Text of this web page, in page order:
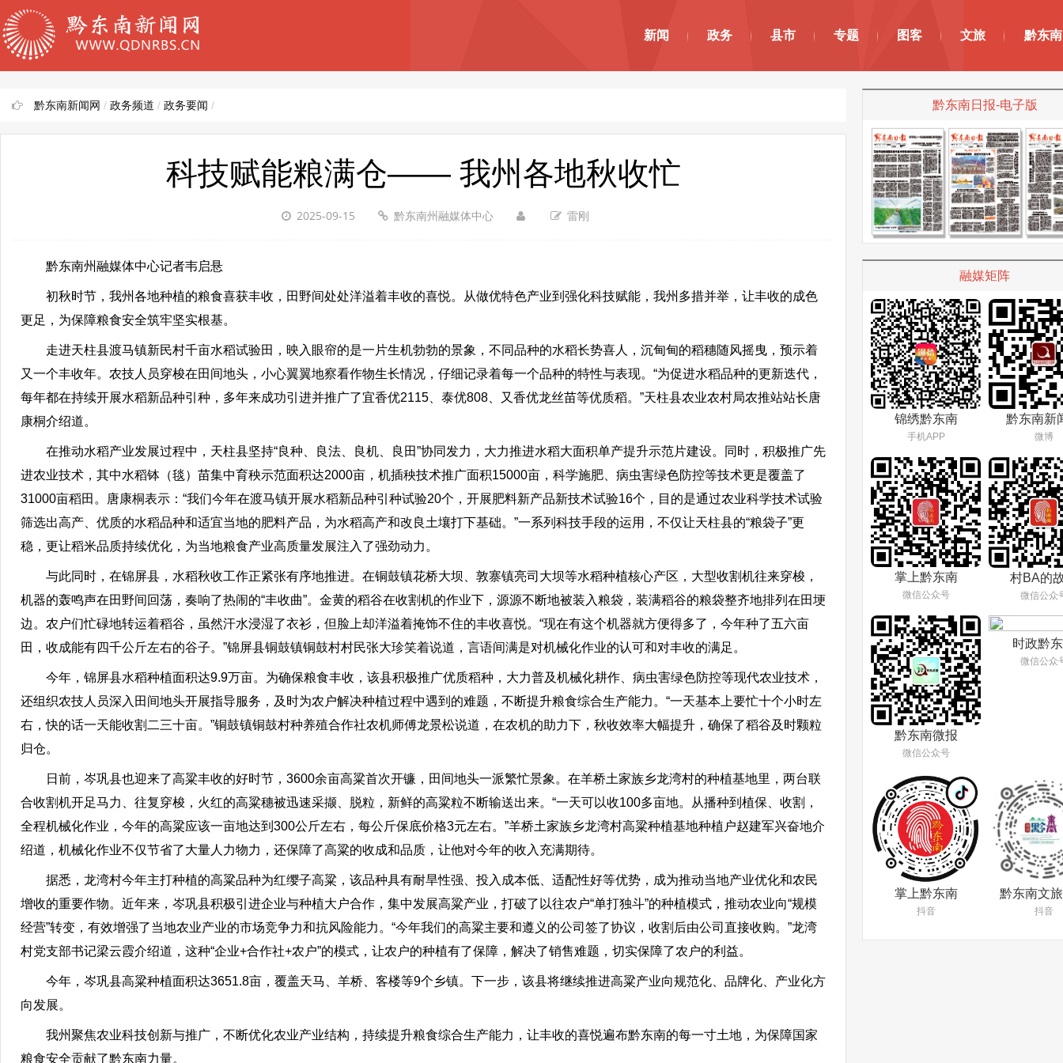
新闻 政务 县市 专题 图客 文旅 黔东
黔东南新闻网 / 政务频道 / 政务要闻 /
科技赋能粮满仓—— 我州各地秋收忙
2025-09-15 黔东南州融媒体中心 雷刚
黔东南州融媒体中心记者韦启悬
初秋时节，我州各地种植的粮食喜获丰收，田野间处处洋溢着丰收的喜悦。从做优特色产业到强化科技赋能，我州多措并举，让丰收的成色
更足，为保障粮食安全筑牢坚实根基。
走进天柱县渡马镇新民村千亩水稻试验田，映入眼帘的是一片生机勃勃的景象，不同品种的水稻长势喜人，沉甸甸的稻穗随风摇曳，预示着
又一个丰收年。农技人员穿梭在田间地头，小心翼翼地察看作物生长情况，仔细记录着每一个品种的特性与表现。“为促进水稻品种的更新迭代，
每年都在持续开展水稻新品种引种，多年来成功引进并推广了宜香优2115、泰优808、又香优龙丝苗等优质稻。”天柱县农业农村局农推站站长唐
康桐介绍道。
在推动水稻产业发展过程中，天柱县坚持“良种、良法、良机、良田”协同发力，大力推进水稻大面积单产提升示范片建设。同时，积极推广先
进农业技术，其中水稻钵（毯）苗集中育秧示范面积达2000亩，机插秧技术推广面积15000亩，科学施肥、病虫害绿色防控等技术更是覆盖了
31000亩稻田。唐康桐表示：“我们今年在渡马镇开展水稻新品种引种试验20个，开展肥料新产品新技术试验16个，目的是通过农业科学技术试验
筛选出高产、优质的水稻品种和适宜当地的肥料产品，为水稻高产和改良土壤打下基础。”一系列科技手段的运用，不仅让天柱县的“粮袋子”更
稳，更让稻米品质持续优化，为当地粮食产业高质量发展注入了强劲动力。
与此同时，在锦屏县，水稻秋收工作正紧张有序地推进。在铜鼓镇花桥大坝、敦寨镇亮司大坝等水稻种植核心产区，大型收割机往来穿梭，
机器的轰鸣声在田野间回荡，奏响了热闹的“丰收曲”。金黄的稻谷在收割机的作业下，源源不断地被装入粮袋，装满稻谷的粮袋整齐地排列在田埂
边。农户们忙碌地转运着稻谷，虽然汗水浸湿了衣衫，但脸上却洋溢着掩饰不住的丰收喜悦。“现在有这个机器就方便得多了，今年种了五六亩
田，收成能有四千公斤左右的谷子。”锦屏县铜鼓镇铜鼓村村民张大珍笑着说道，言语间满是对机械化作业的认可和对丰收的满足。
今年，锦屏县水稻种植面积达9.9万亩。为确保粮食丰收，该县积极推广优质稻种，大力普及机械化耕作、病虫害绿色防控等现代农业技术，
还组织农技人员深入田间地头开展指导服务，及时为农户解决种植过程中遇到的难题，不断提升粮食综合生产能力。“一天基本上要忙十个小时左
右，快的话一天能收割二三十亩。”铜鼓镇铜鼓村种养殖合作社农机师傅龙景松说道，在农机的助力下，秋收效率大幅提升，确保了稻谷及时颗粒
归仓。
日前，岑巩县也迎来了高粱丰收的好时节，3600余亩高粱首次开镰，田间地头一派繁忙景象。在羊桥土家族乡龙湾村的种植基地里，两台联
合收割机开足马力、往复穿梭，火红的高粱穗被迅速采撷、脱粒，新鲜的高粱粒不断输送出来。“一天可以收100多亩地。从播种到植保、收割，
全程机械化作业，今年的高粱应该一亩地达到300公斤左右，每公斤保底价格3元左右。”羊桥土家族乡龙湾村高粱种植基地种植户赵建军兴奋地介
绍道，机械化作业不仅节省了大量人力物力，还保障了高粱的收成和品质，让他对今年的收入充满期待。
据悉，龙湾村今年主打种植的高粱品种为红缨子高粱，该品种具有耐旱性强、投入成本低、适配性好等优势，成为推动当地产业优化和农民
增收的重要作物。近年来，岑巩县积极引进企业与种植大户合作，集中发展高粱产业，打破了以往农户“单打独斗”的种植模式，推动农业向“规模
经营”转变，有效增强了当地农业产业的市场竞争力和抗风险能力。“今年我们的高粱主要和遵义的公司签了协议，收割后由公司直接收购。”龙湾
村党支部书记梁云霞介绍道，这种“企业+合作社+农户”的模式，让农户的种植有了保障，解决了销售难题，切实保障了农户的利益。
今年，岑巩县高粱种植面积达3651.8亩，覆盖天马、羊桥、客楼等9个乡镇。下一步，该县将继续推进高粱产业向规范化、品牌化、产业化方
向发展。
我州聚焦农业科技创新与推广，不断优化农业产业结构，持续提升粮食综合生产能力，让丰收的喜悦遍布黔东南的每一寸土地，为保障国家
粮食安全贡献了黔东南力量。
黔东南日报-电子版
融媒矩阵
锦绣黔东南
手机APP
黔东南新
微博
掌上黔东南
微信公众号
村BA的
微信公众
黔东南微报
微信公众号
时政黔
微信公众
掌上黔东南
抖音
黔东南文
抖音